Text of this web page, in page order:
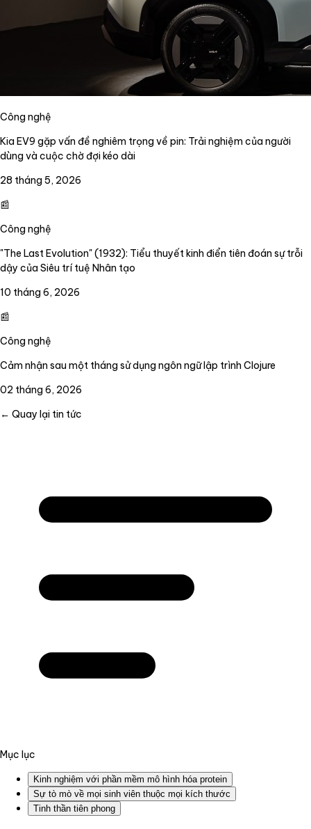
Công nghệ
Kia EV9 gặp vấn đề nghiêm trọng về pin: Trải nghiệm của người
dùng và cuộc chờ đợi kéo dài
28 tháng 5, 2026
📰
Công nghệ
"The Last Evolution" (1932): Tiểu thuyết kinh điển tiên đoán sự trỗi
dậy của Siêu trí tuệ Nhân tạo
10 tháng 6, 2026
📰
Công nghệ
Cảm nhận sau một tháng sử dụng ngôn ngữ lập trình Clojure
02 tháng 6, 2026
← Quay lại tin tức
Mục lục
Kinh nghiệm với phần mềm mô hình hóa protein
Sự tò mò về mọi sinh viên thuộc mọi kích thước
Tinh thần tiên phong